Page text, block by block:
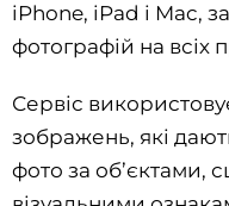
iPhone, iPad і Mac,
фотографій на всіх
Сервіс
зображень, які
фото за об’єктами,